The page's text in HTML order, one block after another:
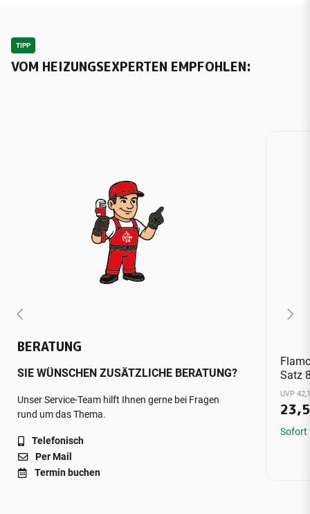
TIPP
VOM HEIZUNGSEXPERTEN EMPFOHLEN:
BERATUNG
SIE WÜNSCHEN ZUSÄTZLICHE BERATUNG?
Unser Service-Team hilft Ihnen gerne bei Fragen
rund um das Thema.
Telefonisch
Per Mail
Termin buchen
Satz
UVP
Sofort